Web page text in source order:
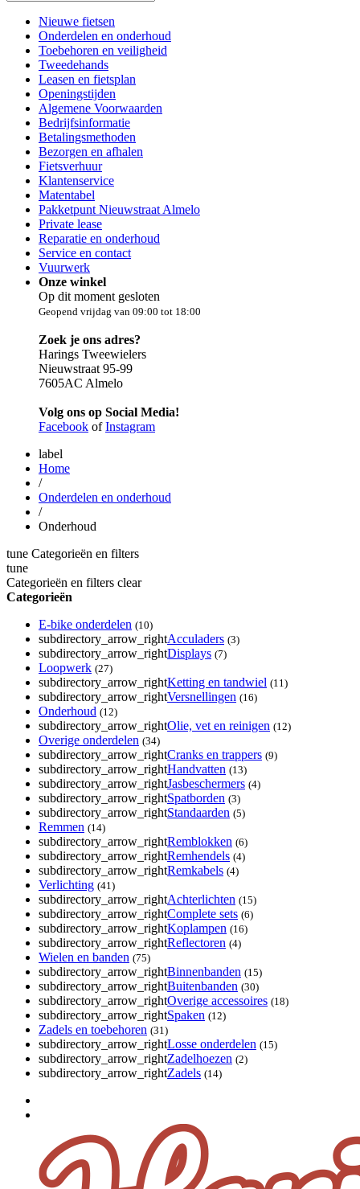
Nieuwe fietsen
Onderdelen en onderhoud
Toebehoren en veiligheid
Tweedehands
Leasen en fietsplan
Openingstijden
Algemene Voorwaarden
Bedrijfsinformatie
Betalingsmethoden
Bezorgen en afhalen
Fietsverhuur
Klantenservice
Matentabel
Pakketpunt Nieuwstraat Almelo
Private lease
Reparatie en onderhoud
Service en contact
Vuurwerk
Onze winkel
Op dit moment gesloten
Geopend vrijdag van 09:00 tot 18:00
Zoek je ons adres?
Harings Tweewielers
Nieuwstraat 95-99
7605AC Almelo
Volg ons op Social Media!
Facebook ofInstagram
label
Home
/
Onderdelen en onderhoud
/
Onderhoud
tune Categorieën en filters
tune
Categorieën en filters clear
Categorieën
E-bike onderdelen (10)
subdirectory_arrow_rightAcculaders (3)
subdirectory_arrow_rightDisplays (7)
Loopwerk (27)
subdirectory_arrow_rightKetting en tandwiel (11)
subdirectory_arrow_rightVersnellingen (16)
Onderhoud (12)
subdirectory_arrow_rightOlie, vet en reinigen (12)
Overige onderdelen (34)
subdirectory_arrow_rightCranks en trappers (9)
subdirectory_arrow_rightHandvatten (13)
subdirectory_arrow_rightJasbeschermers (4)
subdirectory_arrow_rightSpatborden (3)
subdirectory_arrow_rightStandaarden (5)
Remmen (14)
subdirectory_arrow_rightRemblokken (6)
subdirectory_arrow_rightRemhendels (4)
subdirectory_arrow_rightRemkabels (4)
Verlichting (41)
subdirectory_arrow_rightAchterlichten (15)
subdirectory_arrow_rightComplete sets (6)
subdirectory_arrow_rightKoplampen (16)
subdirectory_arrow_rightReflectoren (4)
Wielen en banden (75)
subdirectory_arrow_rightBinnenbanden (15)
subdirectory_arrow_rightBuitenbanden (30)
subdirectory_arrow_rightOverige accessoires (18)
subdirectory_arrow_rightSpaken (12)
Zadels en toebehoren (31)
subdirectory_arrow_rightLosse onderdelen (15)
subdirectory_arrow_rightZadelhoezen (2)
subdirectory_arrow_rightZadels (14)